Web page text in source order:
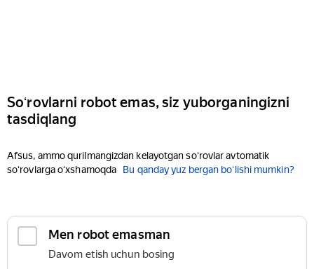
Soʻrovlarni robot emas, siz yuborganingizni
tasdiqlang
Afsus, ammo qurilmangizdan kelayotgan soʻrovlar avtomatik
soʻrovlarga oʻxshamoqda
Bu qanday yuz bergan boʻlishi mumkin?
Men robot emasman
Davom etish uchun bosing